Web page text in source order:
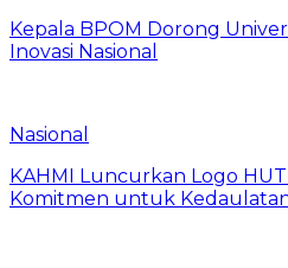
Kepala BPOM Dorong
Inovasi Nasional
Nasional
KAHMI Luncurkan Logo
Komitmen untuk